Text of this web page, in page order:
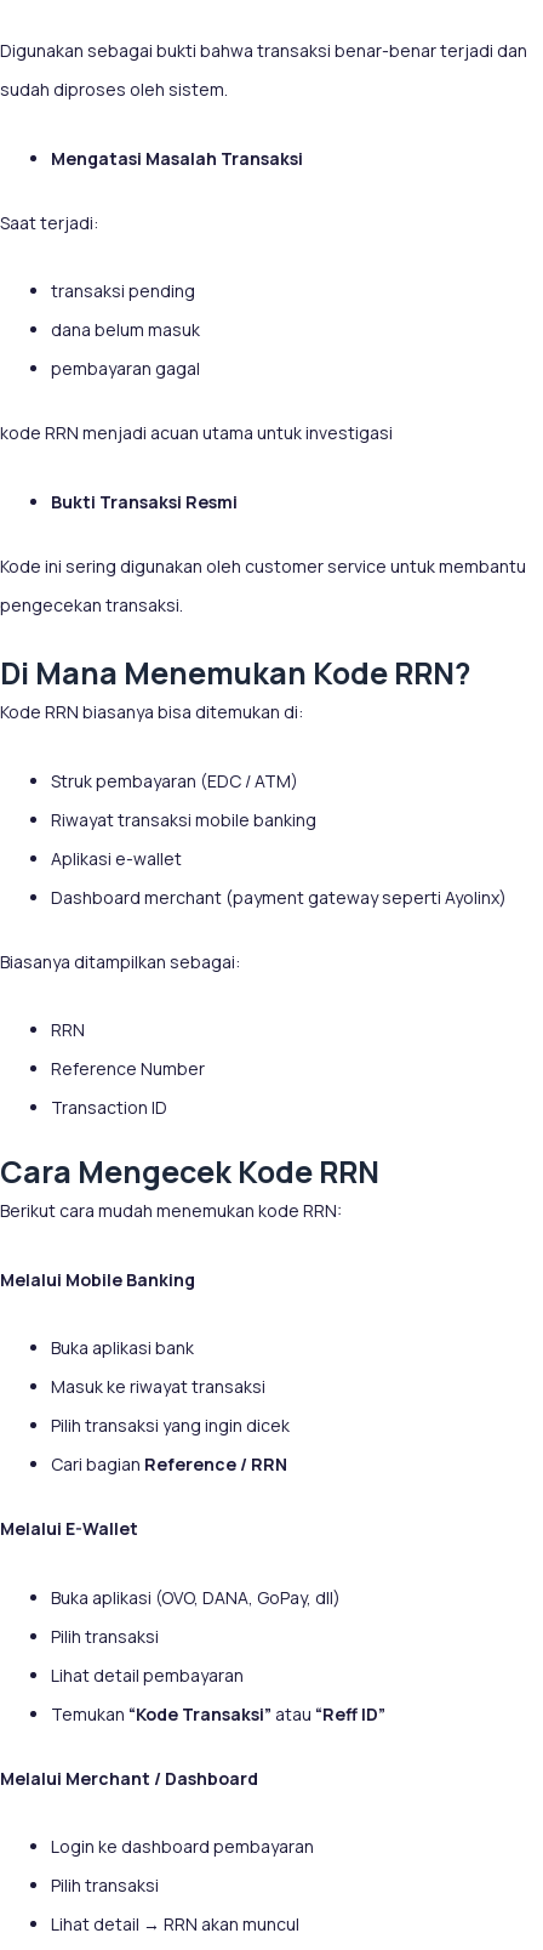
Digunakan sebagai bukti bahwa transaksi benar-benar terjadi dan
sudah diproses oleh sistem.
Mengatasi Masalah Transaksi
Saat terjadi:
transaksi pending
dana belum masuk
pembayaran gagal
kode RRN menjadi acuan utama untuk investigasi
Bukti Transaksi Resmi
Kode ini sering digunakan oleh customer service untuk membantu
pengecekan transaksi.
Di Mana Menemukan Kode RRN?
Kode RRN biasanya bisa ditemukan di:
Struk pembayaran (EDC / ATM)
Riwayat transaksi mobile banking
Aplikasi e-wallet
Dashboard merchant (payment gateway seperti Ayolinx)
Biasanya ditampilkan sebagai:
RRN
Reference Number
Transaction ID
Cara Mengecek Kode RRN
Berikut cara mudah menemukan kode RRN:
Melalui Mobile Banking
Buka aplikasi bank
Masuk ke riwayat transaksi
Pilih transaksi yang ingin dicek
Cari bagian Reference / RRN
Melalui E-Wallet
Buka aplikasi (OVO, DANA, GoPay, dll)
Pilih transaksi
Lihat detail pembayaran
Temukan “Kode Transaksi” atau “Reff ID”
Melalui Merchant / Dashboard
Login ke dashboard pembayaran
Pilih transaksi
Lihat detail → RRN akan muncul